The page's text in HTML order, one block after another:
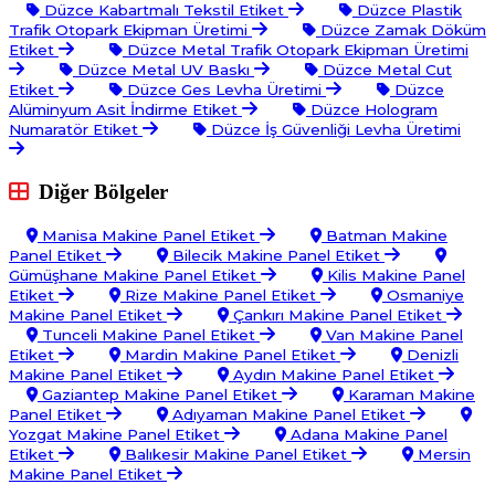
Düzce Kabartmalı Tekstil Etiket
Düzce Plastik
Trafik Otopark Ekipman Üretimi
Düzce Zamak Döküm
Etiket
Düzce Metal Trafik Otopark Ekipman Üretimi
Düzce Metal UV Baskı
Düzce Metal Cut
Etiket
Düzce Ges Levha Üretimi
Düzce
Alüminyum Asit İndirme Etiket
Düzce Hologram
Numaratör Etiket
Düzce İş Güvenliği Levha Üretimi
Diğer Bölgeler
Manisa Makine Panel Etiket
Batman Makine
Panel Etiket
Bilecik Makine Panel Etiket
Gümüşhane Makine Panel Etiket
Kilis Makine Panel
Etiket
Rize Makine Panel Etiket
Osmaniye
Makine Panel Etiket
Çankırı Makine Panel Etiket
Tunceli Makine Panel Etiket
Van Makine Panel
Etiket
Mardin Makine Panel Etiket
Denizli
Makine Panel Etiket
Aydın Makine Panel Etiket
Gaziantep Makine Panel Etiket
Karaman Makine
Panel Etiket
Adıyaman Makine Panel Etiket
Yozgat Makine Panel Etiket
Adana Makine Panel
Etiket
Balıkesir Makine Panel Etiket
Mersin
Makine Panel Etiket